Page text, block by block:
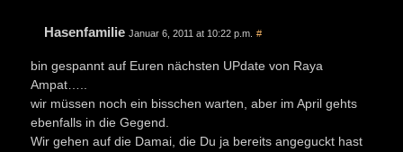
Hasenfamilie Januar 6, 2011 at 10:22 p.m. #
bin gespannt auf Euren nächsten UPdate von Raya
Ampat…..
wir müssen noch ein bisschen warten, aber im April gehts
ebenfalls in die Gegend.
Wir gehen auf die Damai, die Du ja bereits angeguckt hast